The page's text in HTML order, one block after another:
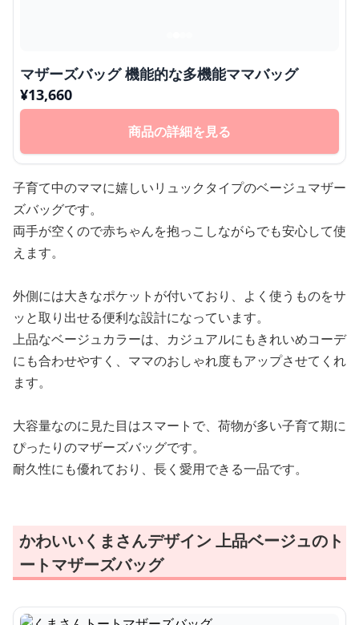
マザーズバッグ 機能的な多機能ママバッグ
¥13,660
商品の詳細を見る
子育て中のママに嬉しいリュックタイプのベージュマザー
ズバッグです。
両手が空くので赤ちゃんを抱っこしながらでも安心して使
えます。
外側には大きなポケットが付いており、よく使うものをサ
ッと取り出せる便利な設計になっています。
上品なベージュカラーは、カジュアルにもきれいめコーデ
にも合わせやすく、ママのおしゃれ度もアップさせてくれ
ます。
大容量なのに見た目はスマートで、荷物が多い子育て期に
ぴったりのマザーズバッグです。
耐久性にも優れており、長く愛用できる一品です。
かわいいくまさんデザイン 上品ベージュのト
ートマザーズバッグ